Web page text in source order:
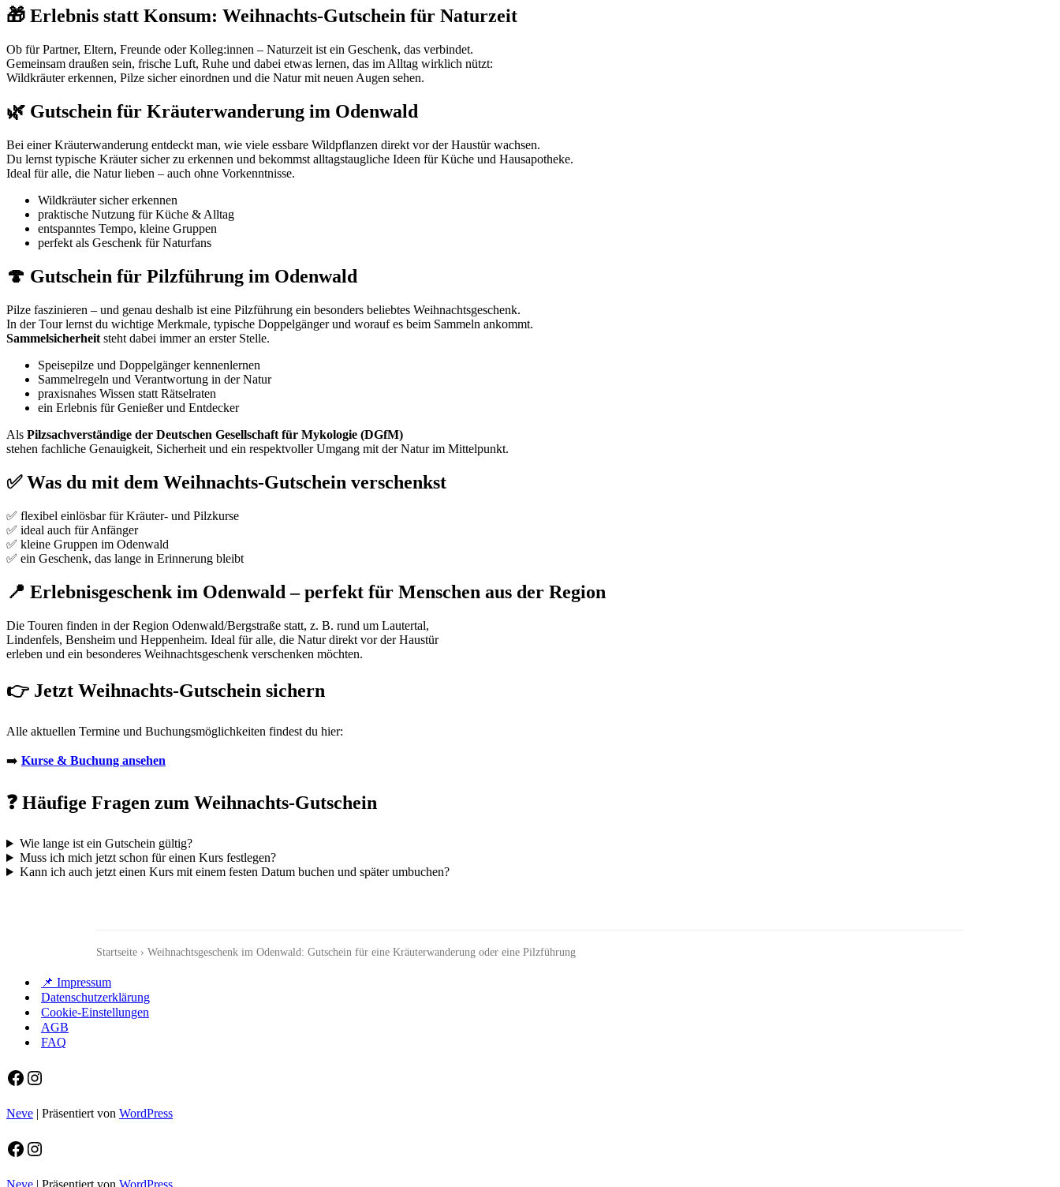
🎁 Erlebnis statt Konsum: Weihnachts-Gutschein für Naturzeit
Ob für Partner, Eltern, Freunde oder Kolleg:innen – Naturzeit ist ein Geschenk, das verbindet.
Gemeinsam draußen sein, frische Luft, Ruhe und dabei etwas lernen, das im Alltag wirklich nützt:
Wildkräuter erkennen, Pilze sicher einordnen und die Natur mit neuen Augen sehen.
🌿 Gutschein für Kräuterwanderung im Odenwald
Bei einer Kräuterwanderung entdeckt man, wie viele essbare Wildpflanzen direkt vor der Haustür wachsen.
Du lernst typische Kräuter sicher zu erkennen und bekommst alltagstaugliche Ideen für Küche und Hausapotheke.
Ideal für alle, die Natur lieben – auch ohne Vorkenntnisse.
Wildkräuter sicher erkennen
praktische Nutzung für Küche & Alltag
entspanntes Tempo, kleine Gruppen
perfekt als Geschenk für Naturfans
🍄 Gutschein für Pilzführung im Odenwald
Pilze faszinieren – und genau deshalb ist eine Pilzführung ein besonders beliebtes Weihnachtsgeschenk.
In der Tour lernst du wichtige Merkmale, typische Doppelgänger und worauf es beim Sammeln ankommt.
Sammelsicherheit steht dabei immer an erster Stelle.
Speisepilze und Doppelgänger kennenlernen
Sammelregeln und Verantwortung in der Natur
praxisnahes Wissen statt Rätselraten
ein Erlebnis für Genießer und Entdecker
Als Pilzsachverständige der Deutschen Gesellschaft für Mykologie (DGfM)
stehen fachliche Genauigkeit, Sicherheit und ein respektvoller Umgang mit der Natur im Mittelpunkt.
✅ Was du mit dem Weihnachts-Gutschein verschenkst
✅ flexibel einlösbar für Kräuter- und Pilzkurse
✅ ideal auch für Anfänger
✅ kleine Gruppen im Odenwald
✅ ein Geschenk, das lange in Erinnerung bleibt
📍 Erlebnisgeschenk im Odenwald – perfekt für Menschen aus der Region
Die Touren finden in der Region Odenwald/Bergstraße statt, z. B. rund um Lautertal,
Lindenfels, Bensheim und Heppenheim. Ideal für alle, die Natur direkt vor der Haustür
erleben und ein besonderes Weihnachtsgeschenk verschenken möchten.
👉 Jetzt Weihnachts-Gutschein sichern
Alle aktuellen Termine und Buchungsmöglichkeiten findest du hier:
➡️ Kurse & Buchung ansehen
❓ Häufige Fragen zum Weihnachts-Gutschein
Wie lange ist ein Gutschein gültig?
Muss ich mich jetzt schon für einen Kurs festlegen?
Kann ich auch jetzt einen Kurs mit einem festen Datum buchen und später umbuchen?
Startseite › Weihnachtsgeschenk im Odenwald: Gutschein für eine Kräuterwanderung oder eine Pilzführung
📌 Impressum
Datenschutzerklärung
Cookie-Einstellungen
AGB
FAQ
Facebook
Instagram
Neve | Präsentiert von WordPress
Facebook
Instagram